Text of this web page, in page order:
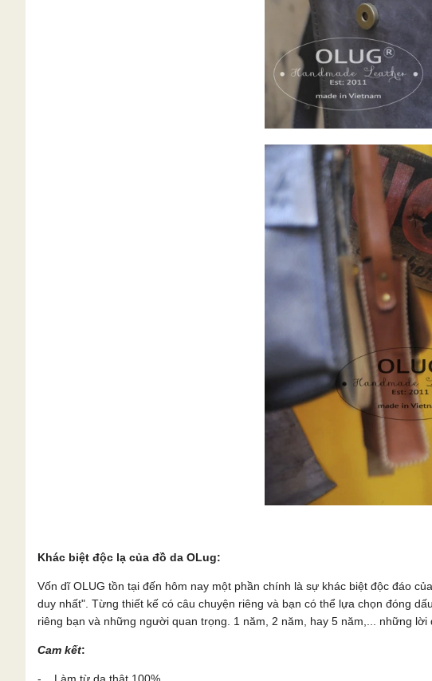
Khác biệt độc lạ của đồ da OLug:
Vốn dĩ OLUG tồn tại đến hôm nay một phần chính là sự khác biệt độc đáo
duy nhất". Từng thiết kế có câu chuyện riêng và bạn có thể lựa chọn đóng
riêng bạn và những người quan trọng. 1 năm, 2 năm, hay 5 năm,... những
Cam kết:
- Làm từ da thật 100%